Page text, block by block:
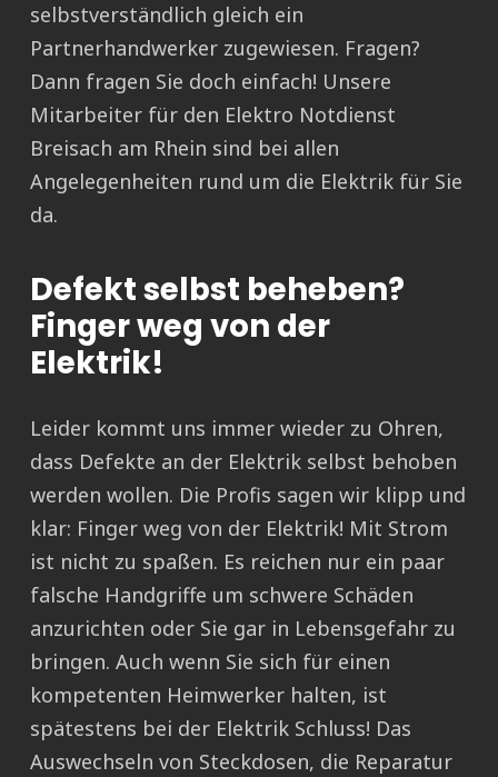
selbstverständlich gleich ein
Partnerhandwerker zugewiesen. Fragen?
Dann fragen Sie doch einfach! Unsere
Mitarbeiter für den Elektro Notdienst
Breisach am Rhein sind bei allen
Angelegenheiten rund um die Elektrik für Sie
da.
Defekt selbst beheben?
Finger weg von der
Elektrik!
Leider kommt uns immer wieder zu Ohren,
dass Defekte an der Elektrik selbst behoben
werden wollen. Die Profis sagen wir klipp und
klar: Finger weg von der Elektrik! Mit Strom
ist nicht zu spaßen. Es reichen nur ein paar
falsche Handgriffe um schwere Schäden
anzurichten oder Sie gar in Lebensgefahr zu
bringen. Auch wenn Sie sich für einen
kompetenten Heimwerker halten, ist
spätestens bei der Elektrik Schluss! Das
Auswechseln von Steckdosen, die Reparatur